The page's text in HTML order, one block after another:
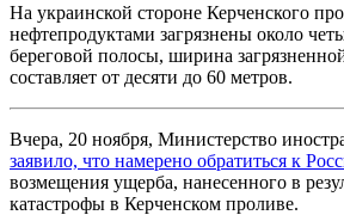
На украинской стороне Керченского
нефтепродуктами загрязнены около
береговой полосы, ширина
составляет от десяти до 60 метров.
Вчера, 20 ноября, Министерство
заявило, что намерено обратиться к
возмещения ущерба, нанесенного в
катастрофы в Керченском проливе.